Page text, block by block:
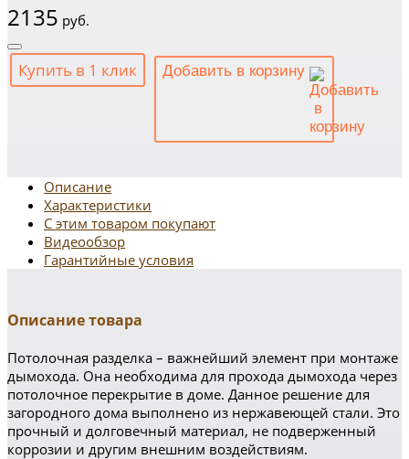
2135 руб.
Купить в 1 клик Добавить в корзину
Описание
Характеристики
С этим товаром покупают
Видеообзор
Гарантийные условия
Описание товара
Потолочная разделка – важнейший элемент при монтаже
дымохода. Она необходима для прохода дымохода через
потолочное перекрытие в доме. Данное решение для
загородного дома выполнено из нержавеющей стали. Это
прочный и долговечный материал, не подверженный
коррозии и другим внешним воздействиям.